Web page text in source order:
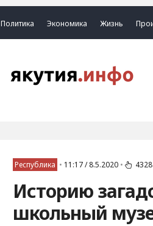
Политика Экономика Жизнь
Республика • 11:17 / 8.5.2020 • 4328
Историю
школьный